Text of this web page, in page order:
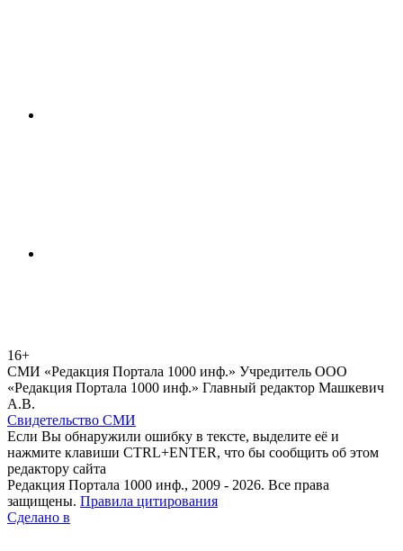
16+
СМИ «Редакция Портала 1000 инф.» Учредитель ООО
«Редакция Портала 1000 инф.» Главный редактор Машкевич
А.В.
Свидетельство СМИ
Если Вы обнаружили ошибку в тексте, выделите её и
нажмите клавиши CTRL+ENTER, что бы сообщить об этом
редактору сайта
Редакция Портала 1000 инф., 2009 - 2026. Все права
защищены. Правила цитирования
Сделано в